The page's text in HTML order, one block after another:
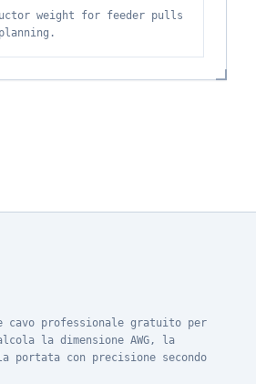
weight for feeder pulls
cavo professionale gratuito per
la dimensione AWG, la
portata con precisione secondo